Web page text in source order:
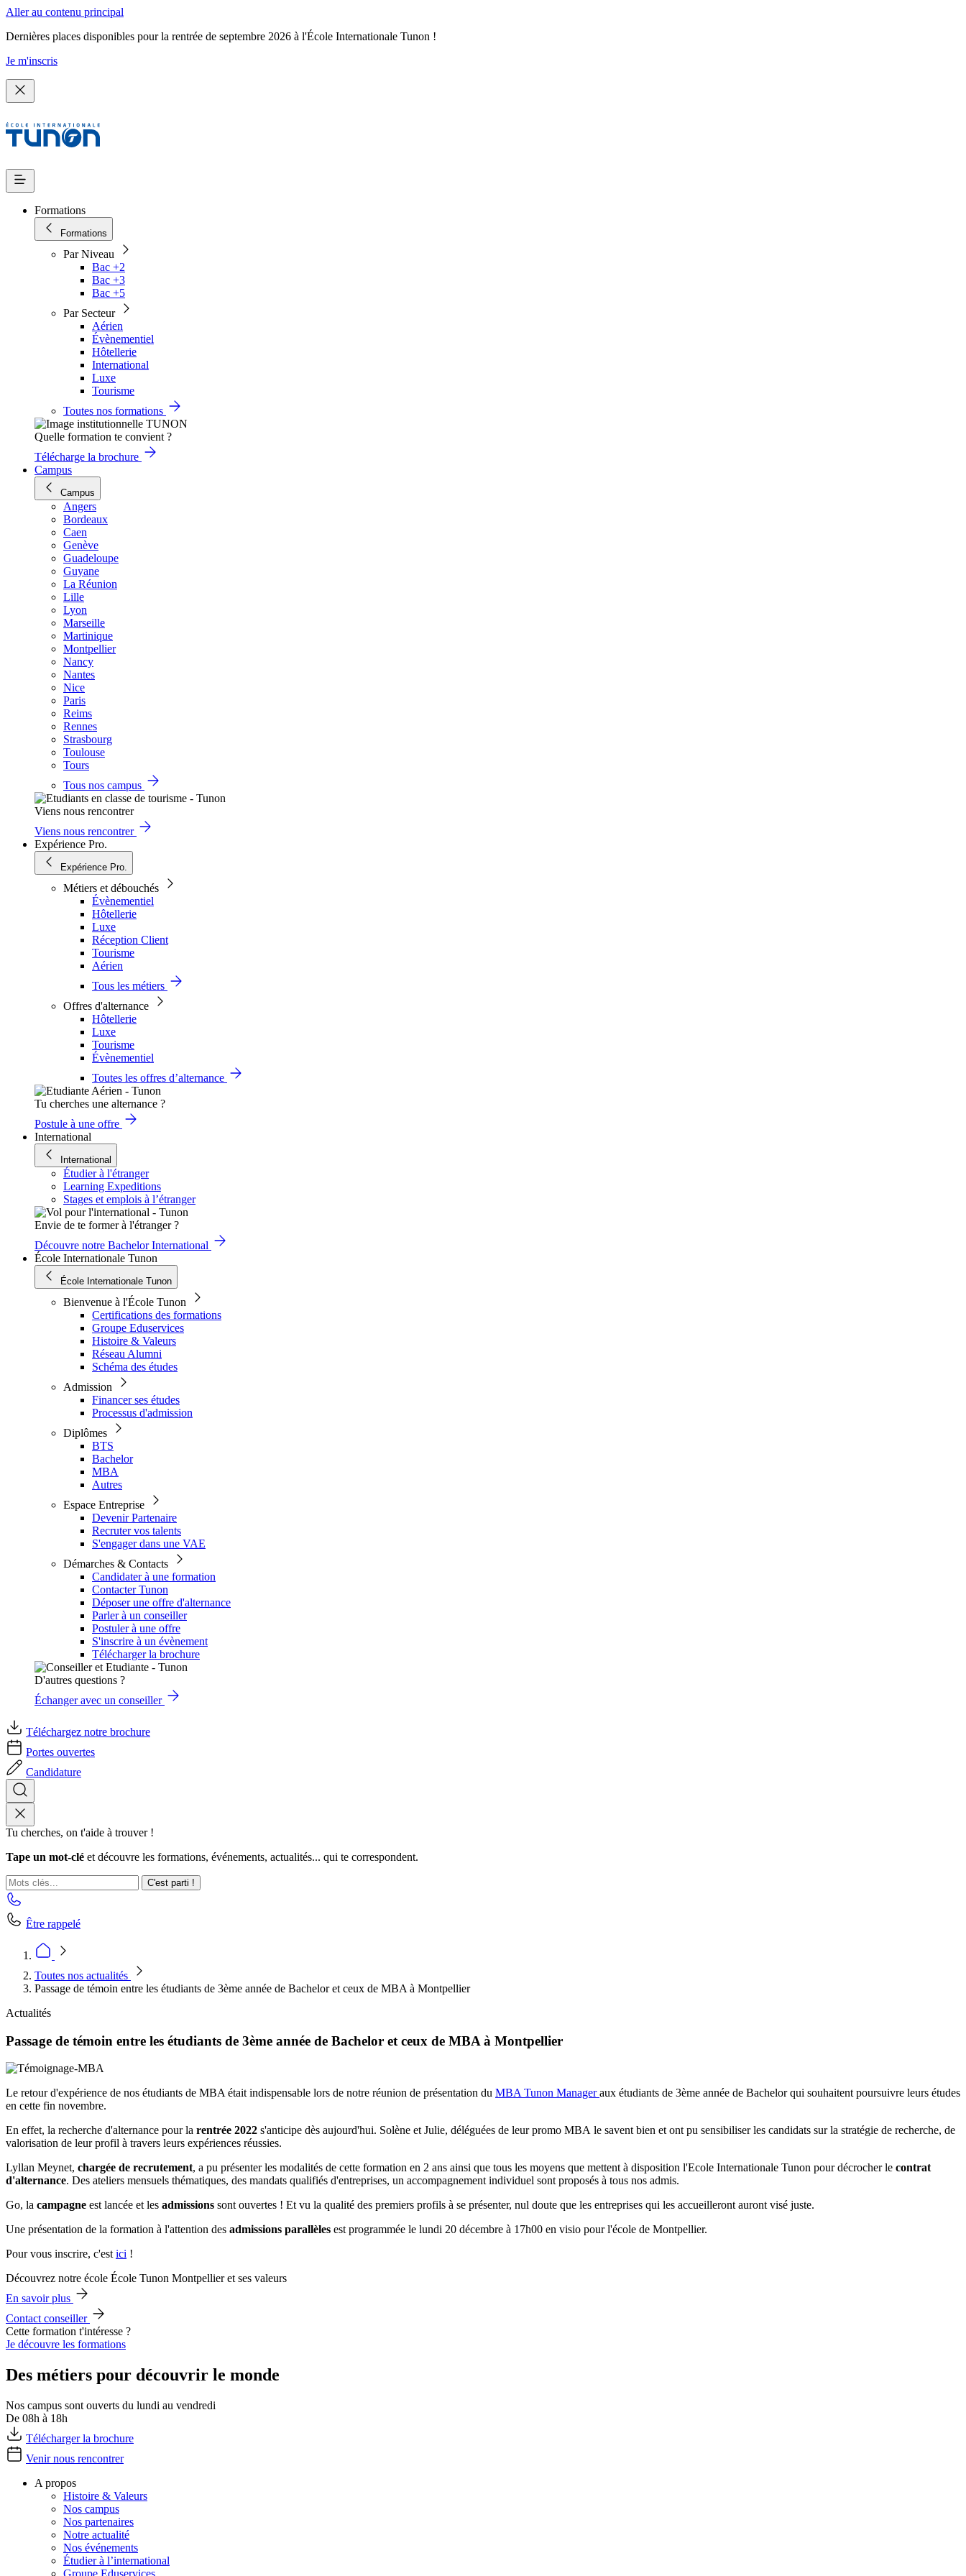
Aller au contenu principal
Dernières places disponibles pour la rentrée de septembre 2026 à l'École Internationale Tunon !
Je m'inscris
Formations
Formations
Par Niveau
Bac +2
Bac +3
Bac +5
Par Secteur
Aérien
Évènementiel
Hôtellerie
International
Luxe
Tourisme
Toutes nos formations
Quelle formation te convient ?
Télécharge la brochure
Campus
Campus
Angers
Bordeaux
Caen
Genève
Guadeloupe
Guyane
La Réunion
Lille
Lyon
Marseille
Martinique
Montpellier
Nancy
Nantes
Nice
Paris
Reims
Rennes
Strasbourg
Toulouse
Tours
Tous nos campus
Viens nous rencontrer
Viens nous rencontrer
Expérience Pro.
Expérience Pro.
Métiers et débouchés
Évènementiel
Hôtellerie
Luxe
Réception Client
Tourisme
Aérien
Tous les métiers
Offres d'alternance
Hôtellerie
Luxe
Tourisme
Évènementiel
Toutes les offres d’alternance
Tu cherches une alternance ?
Postule à une offre
International
International
Étudier à l'étranger
Learning Expeditions
Stages et emplois à l’étranger
Envie de te former à l'étranger ?
Découvre notre Bachelor International
École Internationale Tunon
École Internationale Tunon
Bienvenue à l'École Tunon
Certifications des formations
Groupe Eduservices
Histoire & Valeurs
Réseau Alumni
Schéma des études
Admission
Financer ses études
Processus d'admission
Diplômes
BTS
Bachelor
MBA
Autres
Espace Entreprise
Devenir Partenaire
Recruter vos talents
S'engager dans une VAE
Démarches & Contacts
Candidater à une formation
Contacter Tunon
Déposer une offre d'alternance
Parler à un conseiller
Postuler à une offre
S'inscrire à un évènement
Télécharger la brochure
D'autres questions ?
Échanger avec un conseiller
Téléchargez notre brochure
Portes ouvertes
Candidature
Tu cherches, on t'aide à trouver !
Tape un mot-clé et découvre les formations, événements, actualités... qui te correspondent.
C'est parti !
Être rappelé
Toutes nos actualités
Passage de témoin entre les étudiants de 3ème année de Bachelor et ceux de MBA à Montpellier
Actualités
Passage de témoin entre les étudiants de 3ème année de Bachelor et ceux de MBA à Montpellier
Le retour d'expérience de nos étudiants de MBA était indispensable lors de notre réunion de présentation du MBA Tunon Manageraux étudiants de 3ème année de Bachelor qui souhaitent poursuivre leurs études
en cette fin novembre.
En effet, la recherche d'alternance pour la rentrée 2022 s'anticipe dès aujourd'hui. Solène et Julie, déléguées de leur promo MBA le savent bien et ont pu sensibiliser les candidats sur la stratégie de recherche, de
valorisation de leur profil à travers leurs expériences réussies.
Lyllan Meynet, chargée de recrutement, a pu présenter les modalités de cette formation en 2 ans ainsi que tous les moyens que mettent à disposition l'Ecole Internationale Tunon pour décrocher le contrat
d'alternance. Des ateliers mensuels thématiques, des mandats qualifiés d'entreprises, un accompagnement individuel sont proposés à tous nos admis.
Go, la campagne est lancée et les admissions sont ouvertes ! Et vu la qualité des premiers profils à se présenter, nul doute que les entreprises qui les accueilleront auront visé juste.
Une présentation de la formation à l'attention des admissions parallèles est programmée le lundi 20 décembre à 17h00 en visio pour l'école de Montpellier.
Pour vous inscrire, c'estici !
Découvrez notre école École Tunon Montpellier et ses valeurs
En savoir plus
Contact conseiller
Cette formation t'intéresse ?
Je découvre les formations
Des métiers pour découvrir le monde
Nos campus sont ouverts du lundi au vendredi
De 08h à 18h
Télécharger la brochure
Venir nous rencontrer
A propos
Histoire & Valeurs
Nos campus
Nos partenaires
Notre actualité
Nos événements
Étudier à l’international